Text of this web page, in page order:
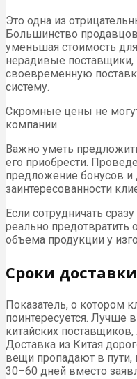
Это одна из
Большинство
уменьшая стоимость
нерадивые
своевременную
систему.
Скромные цены не
компании
Важно уметь
его приобрести.
предложение бонусов и
заинтересованности
Если сотрудничать
реально предотвратить
объема продукции у
Сроки доставки
Показатель, о котором
поинтересуется. Лучше
китайских
Доставка из Китая
вещи пропадают в пути,
30–60 дней вместо